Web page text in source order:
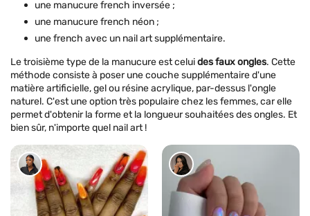
une manucure french inversée ;
une manucure french néon ;
une french avec un nail art supplémentaire.
Le troisième type de la manucure est celuides faux ongles. Cette
méthode consiste à poser une couche supplémentaire d'une
matière artificielle, gel ou résine acrylique, par-dessus l'ongle
naturel. C'est une option très populaire chez les femmes, car elle
permet d'obtenir la forme et la longueur souhaitées des ongles. Et
bien sûr, n'importe quel nail art !